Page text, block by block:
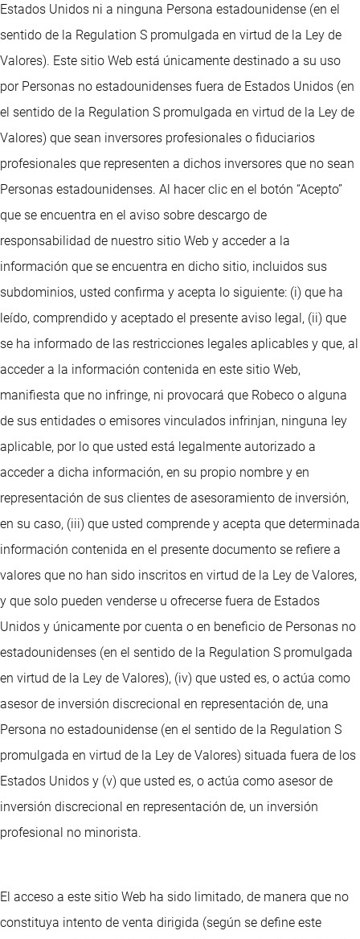
Estados Unidos ni a ninguna Persona estadounidense (en el
sentido de la Regulation S promulgada en virtud de la Ley de
Valores). Este sitio Web está únicamente destinado a su uso
por Personas no estadounidenses fuera de Estados Unidos (en
el sentido de la Regulation S promulgada en virtud de la Ley de
Valores) que sean inversores profesionales o fiduciarios
profesionales que representen a dichos inversores que no sean
Personas estadounidenses. Al hacer clic en el botón “Acepto”
que se encuentra en el aviso sobre descargo de
responsabilidad de nuestro sitio Web y acceder a la
información que se encuentra en dicho sitio, incluidos sus
subdominios, usted confirma y acepta lo siguiente: (i) que ha
leído, comprendido y aceptado el presente aviso legal, (ii) que
se ha informado de las restricciones legales aplicables y que, al
acceder a la información contenida en este sitio Web,
manifiesta que no infringe, ni provocará que Robeco o alguna
de sus entidades o emisores vinculados infrinjan, ninguna ley
aplicable, por lo que usted está legalmente autorizado a
acceder a dicha información, en su propio nombre y en
representación de sus clientes de asesoramiento de inversión,
en su caso, (iii) que usted comprende y acepta que determinada
información contenida en el presente documento se refiere a
valores que no han sido inscritos en virtud de la Ley de Valores,
y que solo pueden venderse u ofrecerse fuera de Estados
Unidos y únicamente por cuenta o en beneficio de Personas no
estadounidenses (en el sentido de la Regulation S promulgada
en virtud de la Ley de Valores), (iv) que usted es, o actúa como
asesor de inversión discrecional en representación de, una
Persona no estadounidense (en el sentido de la Regulation S
promulgada en virtud de la Ley de Valores) situada fuera de los
Estados Unidos y (v) que usted es, o actúa como asesor de
inversión discrecional en representación de, un inversión
profesional no minorista.
El acceso a este sitio Web ha sido limitado, de manera que no
constituya intento de venta dirigida (según se define este